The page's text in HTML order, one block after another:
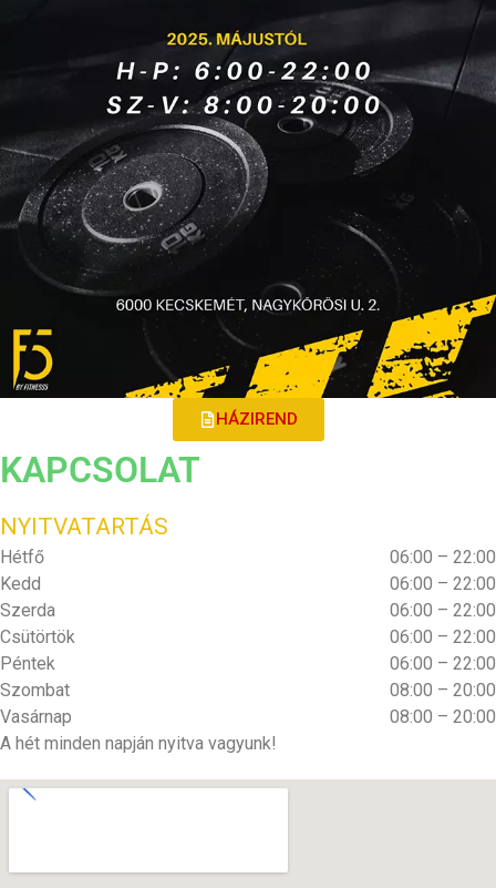
HÁZIREND
KAPCSOLAT
NYITVATARTÁS
Hétfő
06:00 – 22:00
Kedd
06:00 – 22:00
Szerda
06:00 – 22:00
Csütörtök
06:00 – 22:00
Péntek
06:00 – 22:00
Szombat
08:00 – 20:00
Vasárnap
08:00 – 20:00
A hét minden napján nyitva vagyunk!